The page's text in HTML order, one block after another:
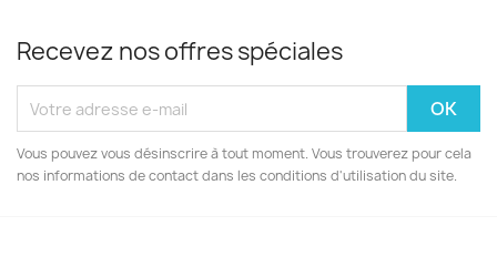
Recevez nos offres spéciales
Vous pouvez vous désinscrire à tout moment. Vous trouverez pour cela
nos informations de contact dans les conditions d'utilisation du site.